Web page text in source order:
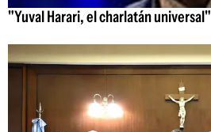
"Yuval Harari, el charlatán universal"